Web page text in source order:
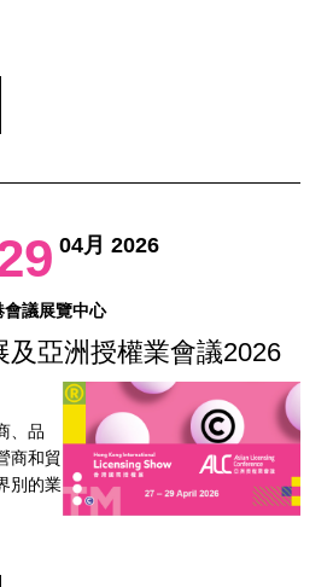
04月 2026
議展覽中心
及亞洲授權業會議2026
、品
商和貿
別的業